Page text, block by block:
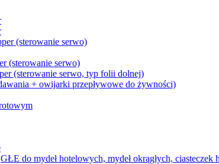
(sterowanie serwo)
(sterowanie serwo)
(sterowanie serwo, typ folii dolnej)
+ owijarki przepływowe do żywności)
mydeł hotelowych, mydeł okrągłych, ciasteczek